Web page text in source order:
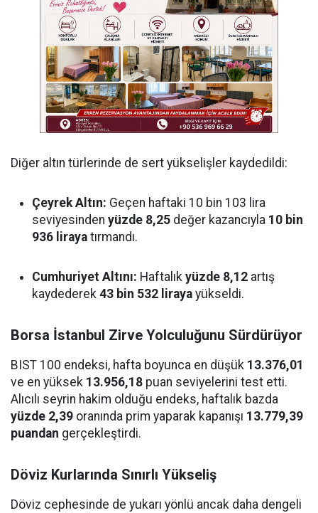
Diğer altın türlerinde de sert yükselişler kaydedildi:
Çeyrek Altın: Geçen haftaki 10 bin 103 lira
seviyesinden yüzde 8,25 değer kazancıyla 10 bin
936 liraya tırmandı.
Cumhuriyet Altını: Haftalık yüzde 8,12 artış
kaydederek 43 bin 532 liraya yükseldi.
Borsa İstanbul Zirve Yolculuğunu Sürdürüyor
BIST 100 endeksi, hafta boyunca en düşük 13.376,01
ve en yüksek 13.956,18 puan seviyelerini test etti.
Alıcılı seyrin hakim olduğu endeks, haftalık bazda
yüzde 2,39 oranında prim yaparak kapanışı 13.779,39
puandan gerçekleştirdi.
Döviz Kurlarında Sınırlı Yükseliş
Döviz cephesinde de yukarı yönlü ancak daha dengeli